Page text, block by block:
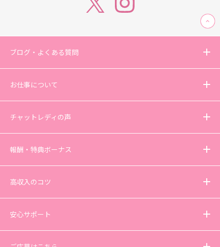
ブログ・よくある質問
お仕事について
チャットレディの声
報酬・特典ボーナス
高収入のコツ
安心サポート